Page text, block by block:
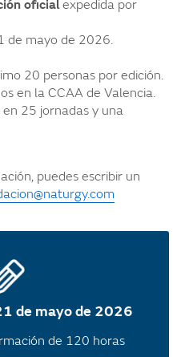
oficialexpedida por
de mayo de 2026.
20 personas por edición.
en la CCAA de Valencia.
25 jornadas y una
puedes escribir un
de mayo de 2026
de 120 horas